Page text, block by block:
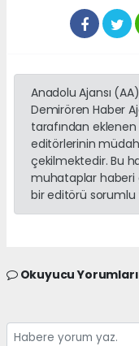
Anadolu Ajansı
Demirören Haber
tarafından
editörlerinin
çekilmektedir. Bu
muhataplar haberi
bir editörü sorumlu
Okuyucu Yorumları